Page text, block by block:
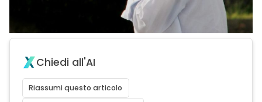
Chiedi all'AI
Riassumi questo articolo